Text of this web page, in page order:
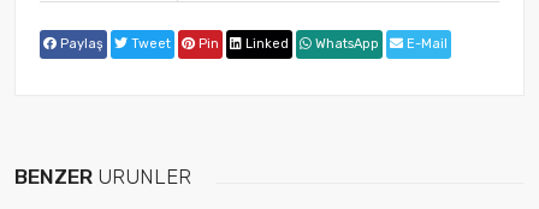
Paylaş Tweet Pin Linked WhatsApp E-Mail
BENZER ÜRÜNLER